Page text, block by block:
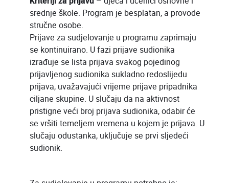
srednje škole. Program je besplatan, a provode
stručne osobe.
Prijave za sudjelovanje u programu zaprimaju
se kontinuirano. U fazi prijave sudionika
izrađuje se lista prijava svakog pojedinog
prijavljenog sudionika sukladno redoslijedu
prijava, uvažavajući vrijeme prijave pripadnika
ciljane skupine. U slučaju da na aktivnost
pristigne veći broj prijava sudionika, odabir će
se vršiti temeljem vremena u kojem je prijava. U
slučaju odustanka, uključuje se prvi sljedeći
sudionik.